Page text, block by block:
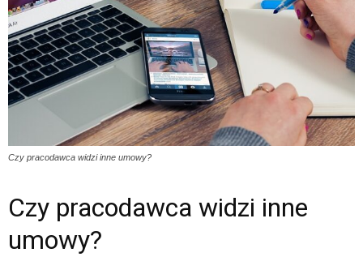
Czy pracodawca widzi inne umowy?
Czy pracodawca widzi inne
umowy?